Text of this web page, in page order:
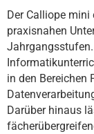
Der Calliope
praxisnahen
in den Bereichen
Darüber hinaus